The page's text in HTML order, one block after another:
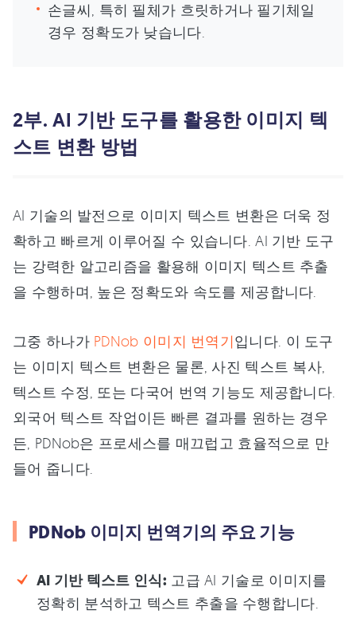
손글씨, 특히 필체가 흐릿하거나 필기체일
경우 정확도가 낮습니다.
2부. AI 기반 도구를 활용한 이미지 텍
스트 변환 방법
AI 기술의 발전으로 이미지 텍스트 변환은 더욱 정
확하고 빠르게 이루어질 수 있습니다. AI 기반 도구
는 강력한 알고리즘을 활용해 이미지 텍스트 추출
을 수행하며, 높은 정확도와 속도를 제공합니다.
그중 하나가 PDNob 이미지 번역기입니다. 이 도구
는 이미지 텍스트 변환은 물론, 사진 텍스트 복사,
텍스트 수정, 또는 다국어 번역 기능도 제공합니다.
외국어 텍스트 작업이든 빠른 결과를 원하는 경우
든, PDNob은 프로세스를 매끄럽고 효율적으로 만
들어 줍니다.
PDNob 이미지 번역기의 주요 기능
AI 기반 텍스트 인식: 고급 AI 기술로 이미지를
정확히 분석하고 텍스트 추출을 수행합니다.